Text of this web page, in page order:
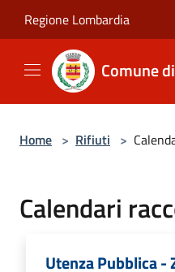
Regione Lombardia
Comune
Home > Rifiuti >
Calendari
Utenza Pubblica -